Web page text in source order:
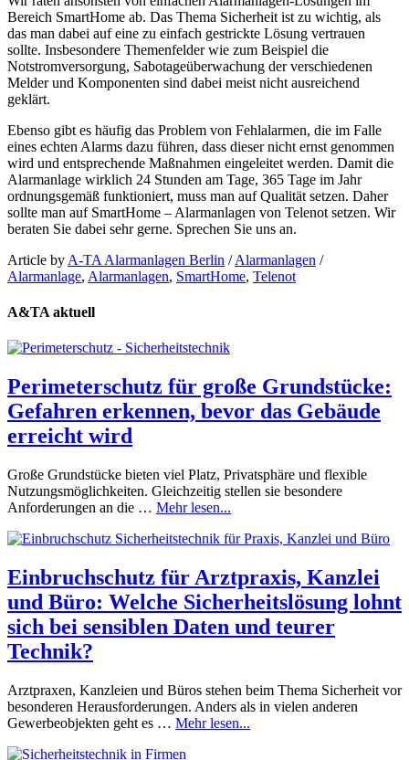
Bereich SmartHome ab. Das Thema Sicherheit ist zu wichtig, als
das man dabei auf eine zu einfach gestrickte Lösung vertrauen
sollte. Insbesondere Themenfelder wie zum Beispiel die
Notstromversorgung, Sabotageüberwachung der verschiedenen
Melder und Komponenten sind dabei meist nicht ausreichend
geklärt.
Ebenso gibt es häufig das Problem von Fehlalarmen, die im Falle
eines echten Alarms dazu führen, dass dieser nicht ernst genommen
wird und entsprechende Maßnahmen eingeleitet werden. Damit die
Alarmanlage wirklich 24 Stunden am Tage, 365 Tage im Jahr
ordnungsgemäß funktioniert, muss man auf Qualität setzen. Daher
sollte man auf SmartHome – Alarmanlagen von Telenot setzen. Wir
beraten Sie dabei sehr gerne. Sprechen Sie uns an.
Article by A-TA Alarmanlagen Berlin /Alarmanlagen /
Alarmanlage, Alarmanlagen, SmartHome, Telenot
A&TA aktuell
Perimeterschutz für große Grundstücke:
Gefahren erkennen, bevor das Gebäude
erreicht wird
Große Grundstücke bieten viel Platz, Privatsphäre und flexible
Nutzungsmöglichkeiten. Gleichzeitig stellen sie besondere
Anforderungen an die … Mehr lesen...
Einbruchschutz für Arztpraxis, Kanzlei
und Büro: Welche Sicherheitslösung lohnt
sich bei sensiblen Daten und teurer
Technik?
Arztpraxen, Kanzleien und Büros stehen beim Thema Sicherheit vor
besonderen Herausforderungen. Anders als in vielen anderen
Gewerbeobjekten geht es … Mehr lesen...